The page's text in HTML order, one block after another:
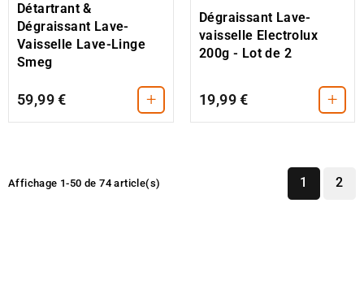
Détartrant &
Dégraissant Lave-
Vaisselle Lave-Linge
Smeg
59,99 € +
Dégraissant Lave-
vaisselle Electrolux
200g - Lot de 2
19,99 € +
Affichage 1-50 de 74 article(s) 1 2